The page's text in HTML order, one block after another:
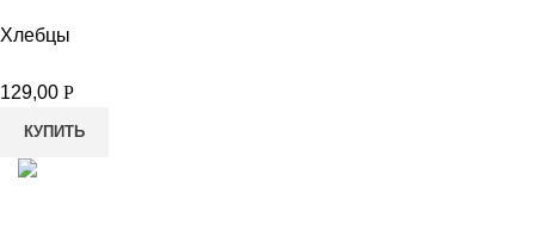
Хлебцы
129,00 Р
КУПИТЬ